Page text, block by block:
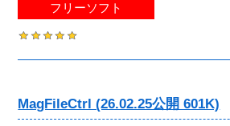
フリーソフト
MagFileCtrl (26.02.25公開 601K)